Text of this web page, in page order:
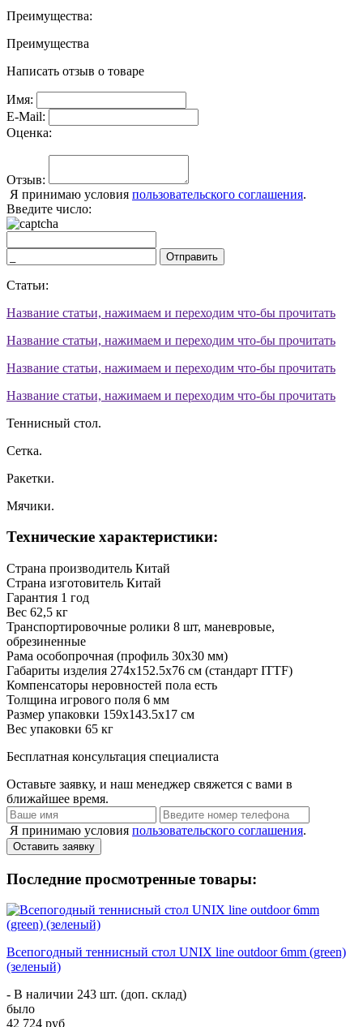
Преимущества:
Преимущества
Написать отзыв о товаре
Имя:
E-Mail:
Оценка:
Отзыв:
Я принимаю условия пользовательского соглашения.
Введите число:
Отправить
Статьи:
Название статьи, нажимаем и переходим что-бы прочитать
Название статьи, нажимаем и переходим что-бы прочитать
Название статьи, нажимаем и переходим что-бы прочитать
Название статьи, нажимаем и переходим что-бы прочитать
Теннисный стол.
Сетка.
Ракетки.
Мячики.
Технические характеристики:
Страна производитель Китай
Страна изготовитель Китай
Гарантия 1 год
Вес 62,5 кг
Транспортировочные ролики 8 шт, маневровые,
обрезиненные
Рама особопрочная (профиль 30x30 мм)
Габариты изделия 274x152.5x76 см (стандарт ITTF)
Компенсаторы неровностей пола есть
Толщина игрового поля 6 мм
Размер упаковки 159x143.5x17 см
Вес упаковки 65 кг
Бесплатная консультация специалиста
Оставьте заявку, и наш менеджер свяжется с вами в
ближайшее время.
Я принимаю условия пользовательского соглашения.
Оставить заявку
Последние просмотренные товары:
Всепогодный теннисный стол UNIX line outdoor 6mm (green)
(зеленый)
- В наличии 243 шт. (доп. склад)
было
42 724 руб